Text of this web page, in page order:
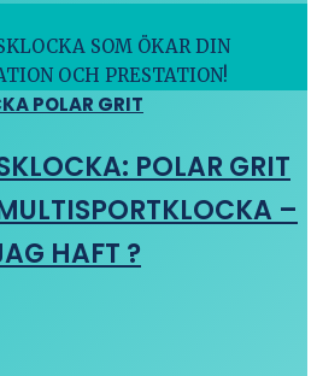
SOM ÖKAR DIN
OCH PRESTATION!
POLAR GRIT
–
HAFT ?